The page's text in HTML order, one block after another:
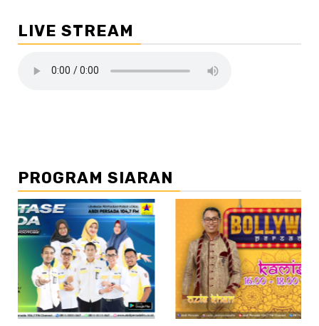
LIVE STREAM
PROGRAM SIARAN
//2 //3